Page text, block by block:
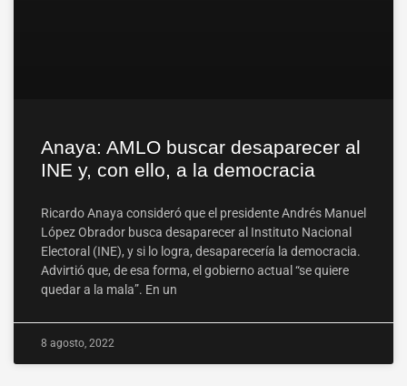
Anaya: AMLO buscar desaparecer al
INE y, con ello, a la democracia
Ricardo Anaya consideró que el presidente Andrés Manuel
López Obrador busca desaparecer al Instituto Nacional
Electoral (INE), y si lo logra, desaparecería la democracia.
Advirtió que, de esa forma, el gobierno actual “se quiere
quedar a la mala”. En un
8 agosto, 2022